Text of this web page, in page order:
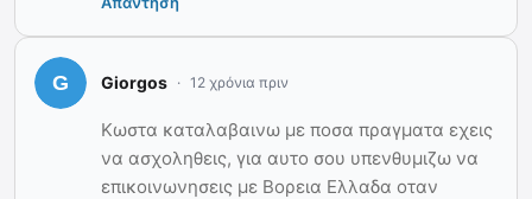
Giorgos 12 χρόνια πριν
Κωστα καταλαβαινω με ποσα πραγματα εχεις
να ασχοληθεις, για αυτο σου υπενθυμιζω να
επικοινωνησεις με Βορεια Ελλαδα οταν